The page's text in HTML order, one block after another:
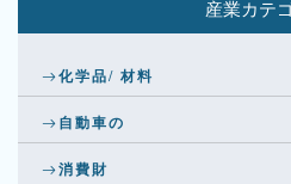
産業カテ
化学品/ 材料
自動車の
消費財